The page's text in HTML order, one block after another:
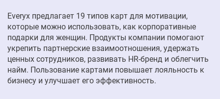
Everyx предлагает 19 типов карт для мотивации,
которые можно использовать, как корпоративные
подарки для женщин. Продукты компании помогают
укрепить партнерские взаимоотношения, удержать
ценных сотрудников, развивать HR-бренд и облегчить
найм. Пользование картами повышает лояльность к
бизнесу и улучшает его эффективность.